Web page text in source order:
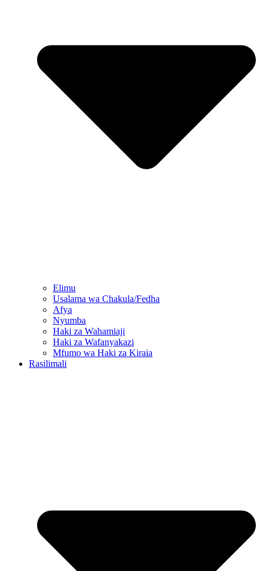
Elimu
Usalama wa Chakula/Fedha
Afya
Nyumba
Haki za Wahamiaji
Haki za Wafanyakazi
Mfumo wa Haki za Kiraia
Rasilimali